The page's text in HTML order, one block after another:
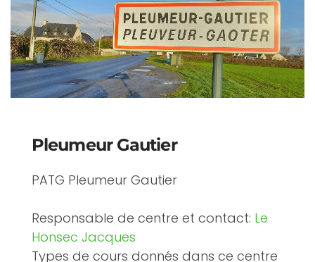
Pleumeur Gautier
PATG Pleumeur Gautier
Responsable de centre et contact: Le
Honsec Jacques
Types de cours donnés dans ce centre